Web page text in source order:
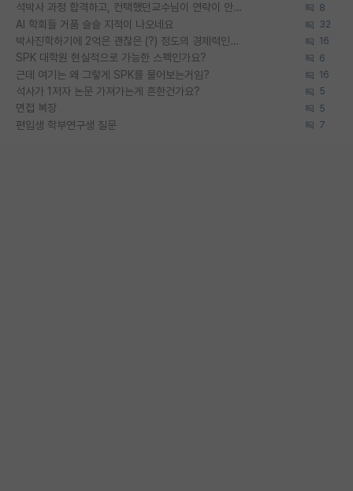
석박사 과정 합격하고, 컨택했던교수님이 연락이 안됩니다... 8
AI 학회들 거품 슬슬 지적이 나오네요 32
박사진학하기에 2억은 괜찮은 (?) 정도의 경제력인가요 16
SPK 대학원 현실적으로 가능한 스펙인가요? 6
근데 여기는 왜 그렇게 SPK를 물어보는거임? 16
석사가 1저자 논문 가져가는게 흔한건가요? 5
면접 복장 5
편입생 학부연구생 질문 7